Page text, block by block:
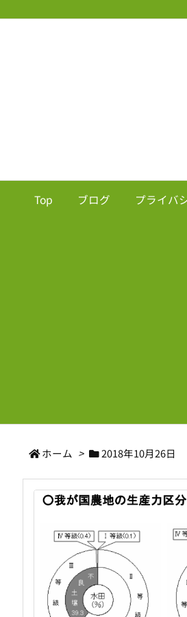
Top ブログ プライバ
ホーム > 2018年10月26日